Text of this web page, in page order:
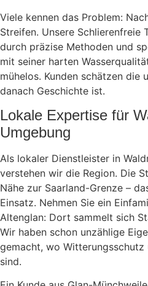
Viele kennen das Problem:
Streifen. Unsere Schlierenfreie
durch präzise Methoden und
mit seiner harten
mühelos. Kunden schätzen die
danach Geschichte ist.
Lokale Expertise für
Umgebung
Als lokaler Dienstleister in
verstehen wir die Region. Die
Nähe zur Saarland-Grenze –
Einsatz. Nehmen Sie ein
Altenglan: Dort sammelt sich
Wir haben schon unzählige
gemacht, wo Witterungsschutz
sind.